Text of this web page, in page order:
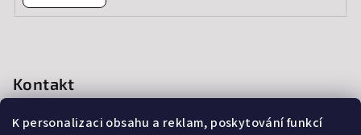
K personalizaci obsahu a reklam, poskytování funkcí
Kontakt
info@thedressprague.com